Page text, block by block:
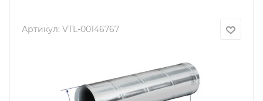
Артикул: VTL-00146767